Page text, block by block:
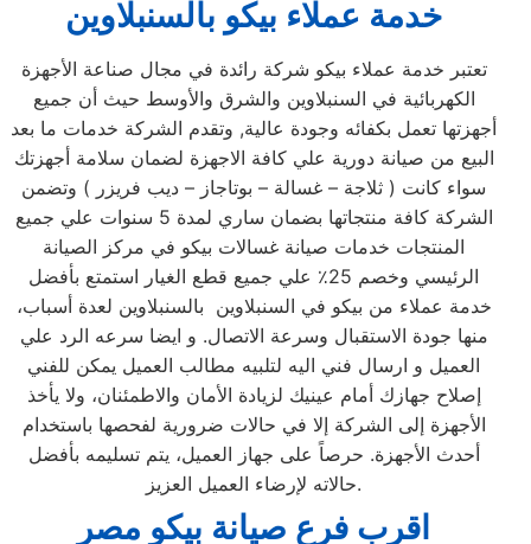
خدمة عملاء بيكو بالسنبلاوين
تعتبر خدمة عملاء بيكو شركة رائدة في مجال صناعة الأجهزة
الكهربائية في السنبلاوين والشرق والأوسط حيث أن جميع
أجهزتها تعمل بكفائه وجودة عالية, وتقدم الشركة خدمات ما بعد
البيع من صيانة دورية علي كافة الاجهزة لضمان سلامة أجهزتك
سواء كانت ( ثلاجة – غسالة – بوتاجاز – ديب فريزر ) وتضمن
الشركة كافة منتجاتها بضمان ساري لمدة 5 سنوات علي جميع
المنتجات خدمات صيانة غسالات بيكو في مركز الصيانة
الرئيسي وخصم 25٪ علي جميع قطع الغيار استمتع بأفضل
خدمة عملاء من بيكو في السنبلاوين بالسنبلاوين لعدة أسباب،
منها جودة الاستقبال وسرعة الاتصال. و ايضا سرعه الرد علي
العميل و ارسال فني اليه لتلبيه مطالب العميل يمكن للفني
إصلاح جهازك أمام عينيك لزيادة الأمان والاطمئنان، ولا يأخذ
الأجهزة إلى الشركة إلا في حالات ضرورية لفحصها باستخدام
أحدث الأجهزة. حرصاً على جهاز العميل، يتم تسليمه بأفضل
حالاته لإرضاء العميل العزيز.
اقرب فرع صيانة بيكو مصر